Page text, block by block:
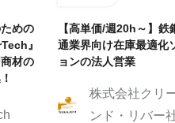
めの
』
材の
【高単価/週20h～】鉄
通業界向け在庫最適化
ョンの法人営業
株式会社クリ
ンド・リバー